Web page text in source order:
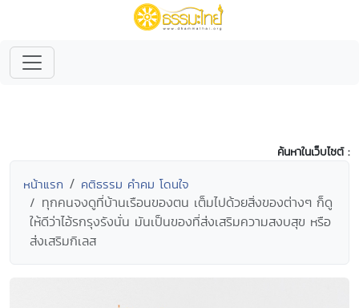
ค้นหาในเว็บไซต์ :
หน้าแรก คติธรรม คำคม โดนใจ
ทุกคนจงดูที่บ้านเรือนของตน เต็มไปด้วยสิ่งของต่างๆ ก็ดู
ให้ดีว่าไอ้รกรุงรังนั่น มันเป็นของที่ส่งเสริมความสงบสุข หรือ
ส่งเสริมกิเลส